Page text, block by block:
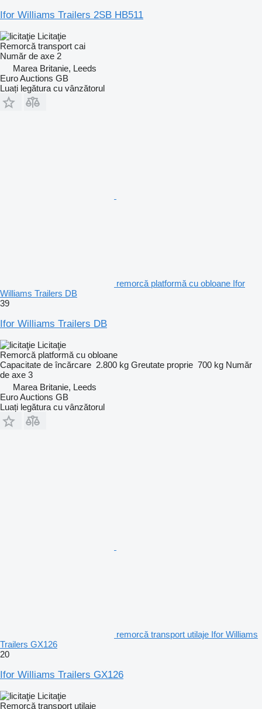
Ifor Williams Trailers 2SB HB511
Licitaţie
Remorcă transport cai
Număr de axe 2
Marea Britanie, Leeds
Euro Auctions GB
Luați legătura cu vânzătorul
remorcă platformă cu obloane Ifor
Williams Trailers DB
39
Ifor Williams Trailers DB
Licitaţie
Remorcă platformă cu obloane
Capacitate de încărcare 2.800 kg Greutate proprie 700 kg Număr
de axe 3
Marea Britanie, Leeds
Euro Auctions GB
Luați legătura cu vânzătorul
remorcă transport utilaje Ifor Williams
Trailers GX126
20
Ifor Williams Trailers GX126
Licitaţie
Remorcă transport utilaje